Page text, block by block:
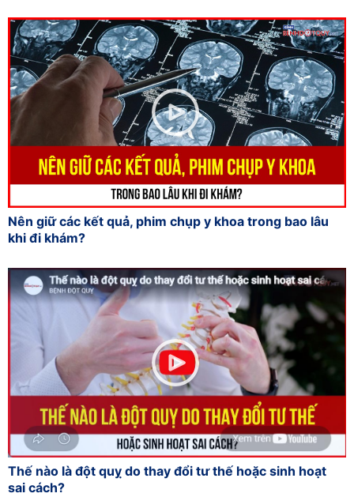
Nên giữ các kết quả, phim chụp y khoa trong bao lâu
khi đi khám?
Thế nào là đột quỵ do thay đổi tư thế hoặc sinh hoạt
sai cách?